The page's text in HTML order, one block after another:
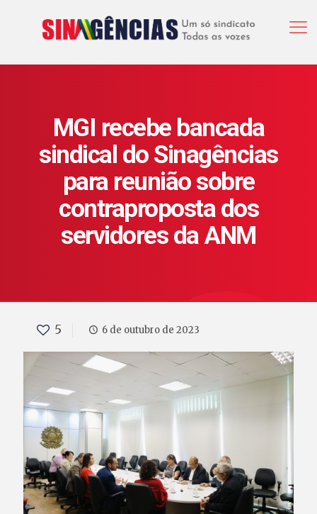
MGI recebe bancada
sindical do Sinagências
para reunião sobre
contraproposta dos
servidores da ANM
5 6 de outubro de 2023